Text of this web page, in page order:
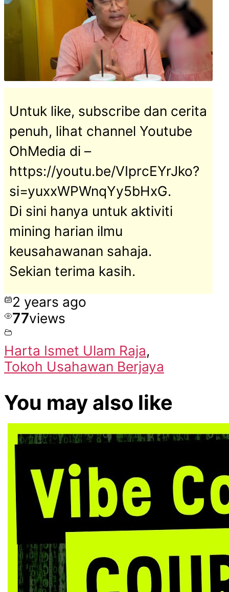
Untuk like, subscribe dan cerita
penuh, lihat channel Youtube
OhMedia di –
https://youtu.be/VIprcEYrJko?
si=yuxxWPWnqYy5bHxG.
Di sini hanya untuk aktiviti
mining harian ilmu
keusahawanan sahaja.
Sekian terima kasih.
2 years ago
77views
Harta Ismet Ulam Raja,
Tokoh Usahawan Berjaya
You may also like